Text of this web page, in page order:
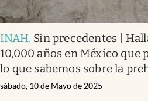
INAH. Sin precedentes |
10,000 años en México que
lo que sabemos sobre la
sábado, 10 de Mayo de 2025